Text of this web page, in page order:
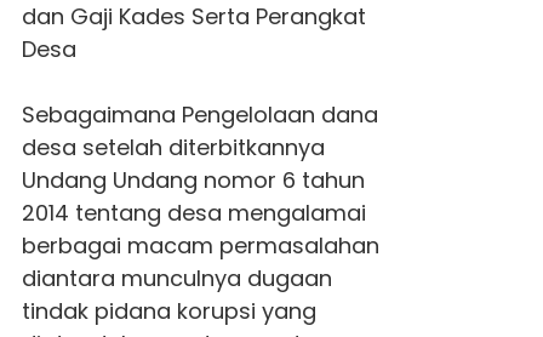
dan Gaji Kades Serta Perangkat
Desa
Sebagaimana Pengelolaan dana
desa setelah diterbitkannya
Undang Undang nomor 6 tahun
2014 tentang desa mengalamai
berbagai macam permasalahan
diantara munculnya dugaan
tindak pidana korupsi yang